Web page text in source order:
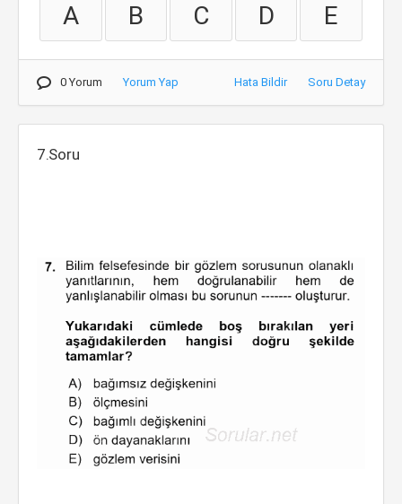
A B C D E
0 Yorum Yorum Yap Hata Bildir Soru Detay
7.Soru